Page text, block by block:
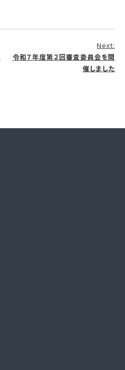
Next:
令和７年度第２回審査委員会を開
催しました